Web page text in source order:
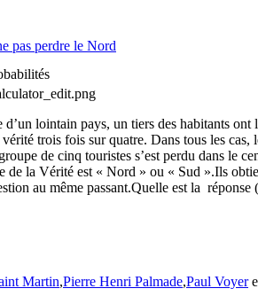
pas perdre le Nord
d’un lointain pays, un tiers des habitants
trois fois sur quatre. Dans tous les cas,
de cinq touristes s’est perdu dans le
de la Vérité est « Nord » ou « Sud ».Ils
au même passant.Quelle est la
Martin,Pierre Henri Palmade,Paul Voyer